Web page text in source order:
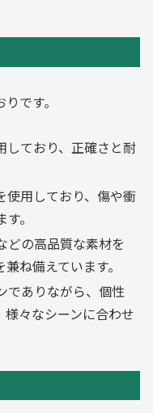
です。
しており、正確さと耐
使用しており、傷や衝
。
どの高品質な素材を
ね備えています。
でありながら、個性
々なシーンに合わせ